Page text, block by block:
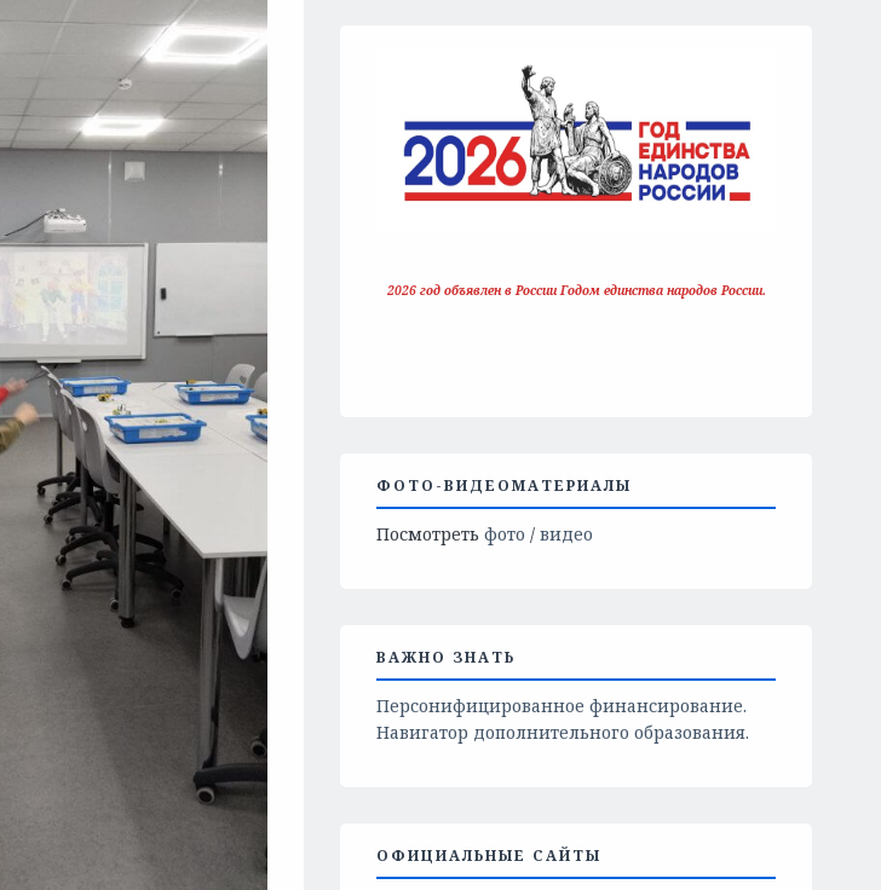
2026 год объявлен в России Годом единства народов России.
ФОТО-ВИДЕОМАТЕРИАЛЫ
Посмотреть фото / видео
ВАЖНО ЗНАТЬ
Персонифицированное финансирование.
Навигатор дополнительного образования.
ОФИЦИАЛЬНЫЕ САЙТЫ